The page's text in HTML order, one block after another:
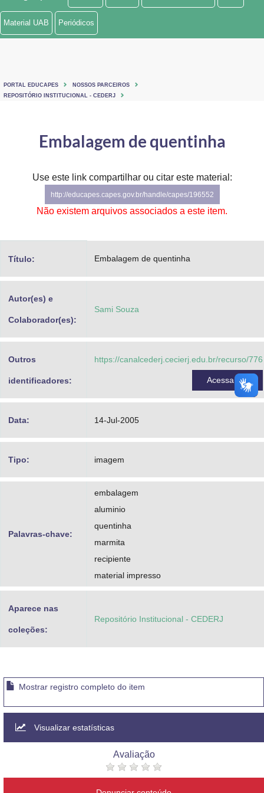
Ministério de Minas e Energia
Ministério do Turismo
Controladoria-Geral da União
Advocacia-Geral da União
Banco Central do Brasil
Material UAB Periódicos
PORTAL EDUCAPES
NOSSOS PARCEIROS
REPOSITÓRIO INSTITUCIONAL - CEDERJ
Embalagem de quentinha
Use este link compartilhar ou citar este material:
http://educapes.capes.gov.br/handle/capes/196552
Não existem arquivos associados a este item.
Título: Embalagem de quentinha
Autor(es) e
Colaborador(es):
Sami Souza
Outros
identificadores:
https://canalcederj.cecierj.edu.br/recurso/776
Acessar
Data: 14-Jul-2005
Tipo: imagem
Palavras-chave:
embalagem
aluminio
quentinha
marmita
recipiente
material impresso
Aparece nas
coleções:
Repositório Institucional - CEDERJ
Mostrar registro completo do item
Visualizar estatísticas
Avaliação